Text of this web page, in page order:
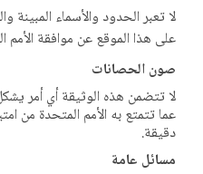
لا تعبر الحدود والأسماء
على هذا الموقع عن موافقة الأمم
صون الحصانات
لا تتضمن هذه الوثيقة أي أمر
عما تتمتع به الأمم المتحدة من
دقيقة.
مسائل عامة